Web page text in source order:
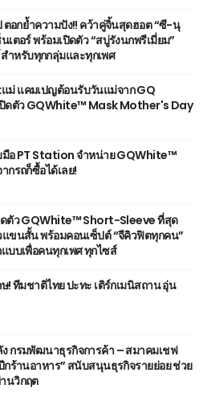
ตอกย้ำความปัง!! คว้าคู่จิ้นสุดฮอต “ซี-นุ
เตอร์ พร้อมเปิดตัว “สบู่รังนกพรีเมี่ยม”
ำหรับทุกกลุ่มและทุกเพศ
ม่ แคมเปญต้อนรับวันแม่จาก GQ
ดตัว GQWhite™ Mask Mother's Day
อ PT Station จำหน่าย GQWhite™
กรถก็ซื้อได้เลย!
ตัว GQWhite™ Short-Sleeve ที่สุด
แขนสั้น พร้อมคอนเซ็ปต์ “จีคิวฟิตทุกคน”
บบเพื่อคนทุกเพศ ทุกไซส์
! ทีมชาติไทย ปะทะ เติร์กเมนิสถาน อุ่น
กรมพัฒนาธุรกิจการค้า – สมาคมเชฟ
กร้านอาหาร” สนับสนุนธุรกิจรายย่อย ช่วย
นวิกฤต